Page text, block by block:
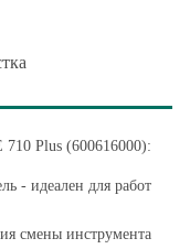
Plus (600616000):
- идеален для работ
смены инструмента